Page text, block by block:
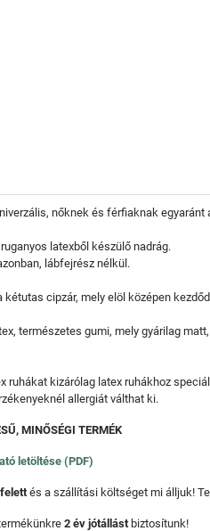
nőknek és férfiaknak
latexből készülő nadrág.
lábfejrész nélkül.
kétutas cipzár, mely elöl középen
természetes gumi, mely gyárilag
ruhákat kizárólag latex ruhákhoz
allergiát válthat ki.
MINŐSÉGI TERMÉK
letöltése (PDF)
és a szállítási költséget mi álljuk!
2 év jótállást biztosítunk!